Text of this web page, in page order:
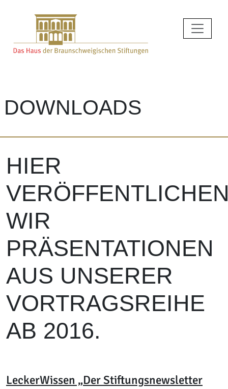
DOWNLOADS
HIER
WIR
PRÄSENTATIONEN
AUS UNSERER
VORTRAGSREIHE
AB 2016.
LeckerWissen „Der Stiftungsnewsletter